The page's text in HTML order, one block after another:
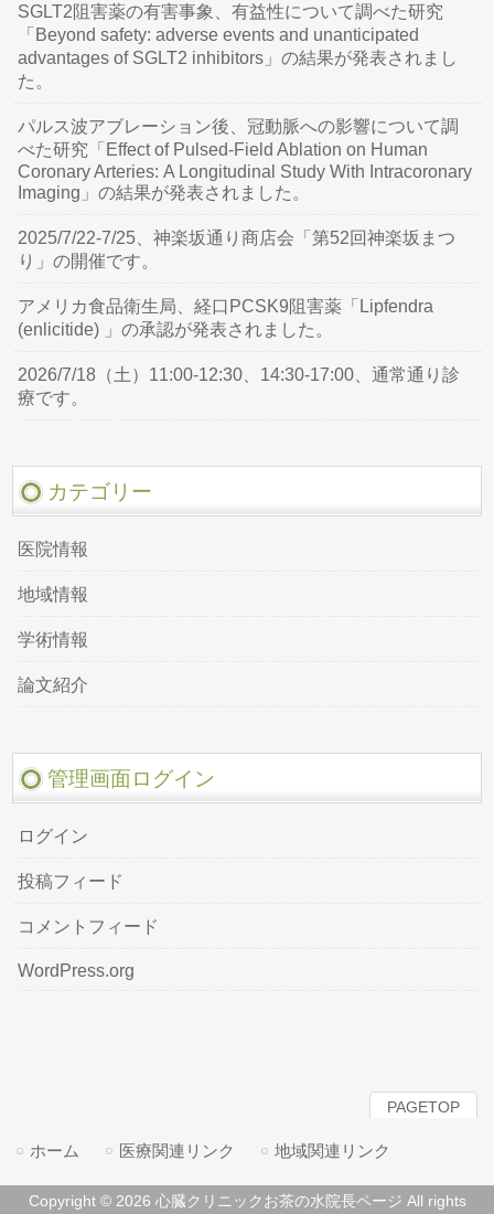
SGLT2阻害薬の有害事象、有益性について調べた研究
「Beyond safety: adverse events and unanticipated
advantages of SGLT2 inhibitors」の結果が発表されまし
た。
パルス波アブレーション後、冠動脈への影響について調
べた研究「Effect of Pulsed-Field Ablation on Human
Coronary Arteries: A Longitudinal Study With Intracoronary
Imaging」の結果が発表されました。
2025/7/22-7/25、神楽坂通り商店会「第52回神楽坂まつ
り」の開催です。
アメリカ食品衛生局、経口PCSK9阻害薬「Lipfendra
(enlicitide) 」の承認が発表されました。
2026/7/18（土）11:00-12:30、14:30-17:00、通常通り診
療です。
カテゴリー
医院情報
地域情報
学術情報
論文紹介
管理画面ログイン
ログイン
投稿フィード
コメントフィード
WordPress.org
PAGETOP
ホーム 医療関連リンク 地域関連リンク
Copyright © 2026 心臓クリニックお茶の水院長ページ All rights